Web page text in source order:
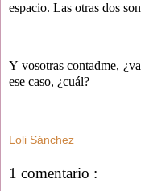
espacio. Las otras dos
Y vosotras contadme,
ese caso, ¿cuál?
Loli Sánchez
1 comentario :